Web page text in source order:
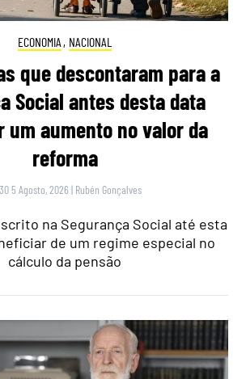
ECONOMIA , NACIONAL
que descontaram para a
Social antes desta data
um aumento no valor da
reforma
5 Agosto, 2026 | Rubén Gonçalves
na Segurança Social até esta
de um regime especial no
cálculo da pensão